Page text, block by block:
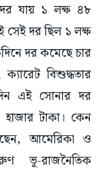
দর যায় ১ লক্ষ ৪৮
সেই দর ছিল ১ লক্ষ
দর কমেছে চার
বিশুদ্ধতার
এই সোনার দর
টাকা। কেন
আমেরিকা ও
ভূ-রাজনৈতিক